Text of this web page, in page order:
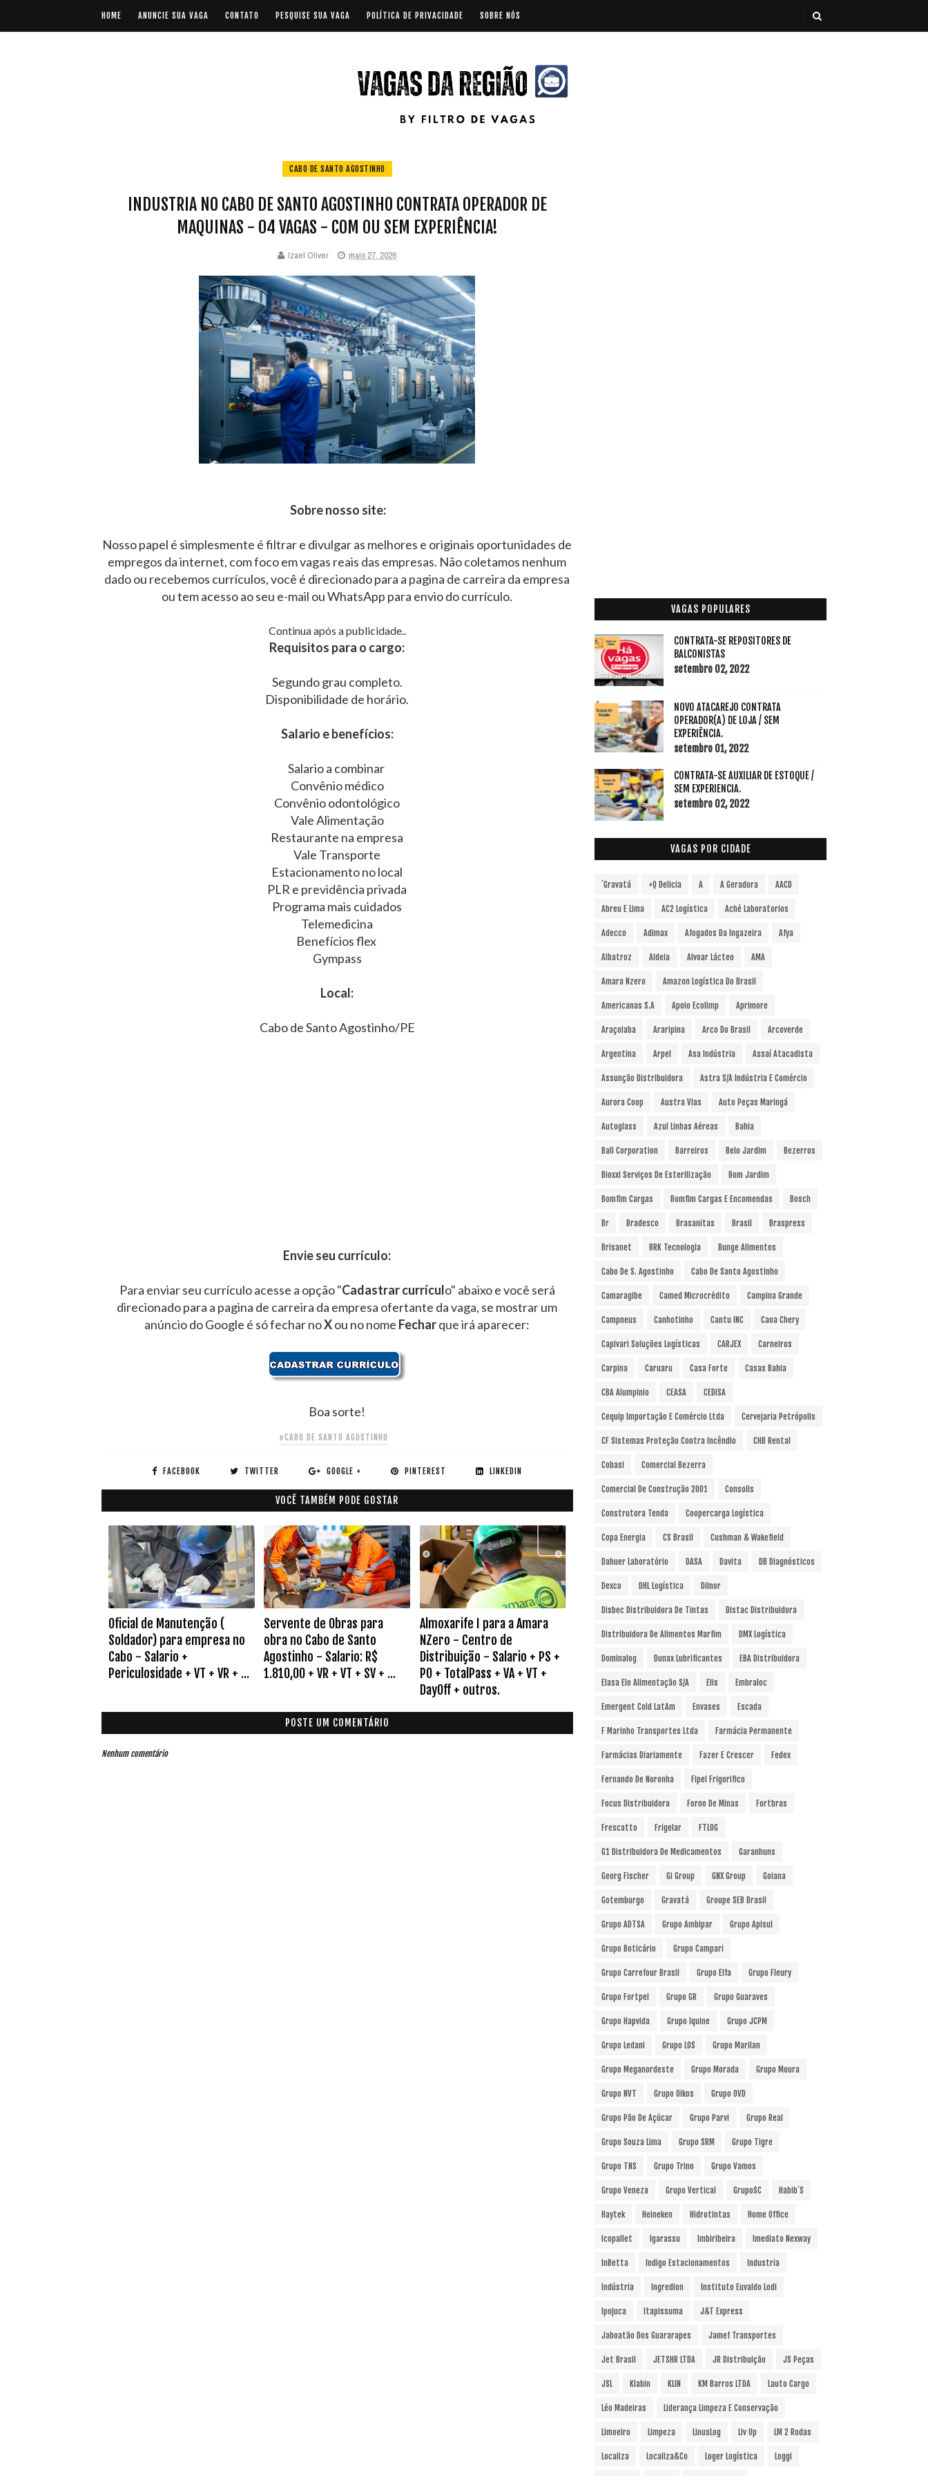
HOME ANUNCIE SUA VAGA CONTATO PESQUISE SUA VAGA POLÍTICA DE PRIVACIDADE SOBRE NÓS
CABO DE SANTO AGOSTINHO
INDUSTRIA NO CABO DE SANTO AGOSTINHO CONTRATA OPERADOR DE
MAQUINAS - 04 VAGAS - COM OU SEM EXPERIÊNCIA!
Izael Oliver maio 27, 2026
Sobre nosso site:
Nosso papel é simplesmente é filtrar e divulgar as melhores e originais oportunidades de
empregos da internet, com foco em vagas reais das empresas. Não coletamos nenhum
dado ou recebemos currículos, você é direcionado para a pagina de carreira da empresa
ou tem acesso ao seu e-mail ou WhatsApp para envio do currículo.
Continua após a publicidade..
Requisitos para o cargo:
Segundo grau completo.
Disponibilidade de horário.
Salario e benefícios:
Salario a combinar
Convênio médico
Convênio odontológico
Vale Alimentação
Restaurante na empresa
Vale Transporte
Estacionamento no local
PLR e previdência privada
Programa mais cuidados
Telemedicina
Benefícios flex
Gympass
Local:
Cabo de Santo Agostinho/PE
Envie seu currículo:
Para enviar seu currículo acesse a opção "Cadastrar currículo" abaixo e você será
direcionado para a pagina de carreira da empresa ofertante da vaga, se mostrar um
anúncio do Google é só fechar noXou no nome Fecharque irá aparecer:
Boa sorte!
#CABO DE SANTO AGOSTINHO
FACEBOOK TWITTER GOOGLE + PINTEREST LINKEDIN
VOCÊ TAMBÉM PODE GOSTAR
Oficial de Manutenção (
Soldador) para empresa no
Cabo - Salario +
Periculosidade + VT + VR + ...
Servente de Obras para
obra no Cabo de Santo
Agostinho - Salario: R$
1.810,00 + VR + VT + SV + ...
Almoxarife I para a Amara
NZero - Centro de
Distribuição - Salario + PS +
PO + TotalPass + VA + VT +
DayOff + outros.
POSTE UM COMENTÁRIO
Nenhum comentário
VAGAS POPULARES
CONTRATA-SE REPOSITORES DE
BALCONISTAS
setembro 02, 2022
NOVO ATACAREJO CONTRATA
OPERADOR(A) DE LOJA / SEM
EXPERIÊNCIA.
setembro 01, 2022
CONTRATA-SE AUXILIAR DE ESTOQUE /
SEM EXPERIENCIA.
setembro 02, 2022
VAGAS POR CIDADE
´Gravatá +Q Delicia A A Geradora AACD
Abreu E Lima AC2 Logística Aché Laboratorios
Adecco Adimax Afogados Da Ingazeira Afya
Albatroz Aldeia Alvoar Lácteo AMA
Amara Nzero Amazon Logística Do Brasil
Americanas S.A Apoio Ecolimp Aprimore
Araçoiaba Araripina Arco Do Brasil Arcoverde
Argentina Arpel Asa Indústria Assaí Atacadista
Assunção Distribuidora Astra S/A Indústria E Comércio
Aurora Coop Austra Vias Auto Peças Maringá
Autoglass Azul Linhas Aéreas Bahia
Ball Corporation Barreiros Belo Jardim Bezerros
Bioxxi Serviços De Esterilização Bom Jardim
Bomfim Cargas Bomfim Cargas E Encomendas Bosch
Br Bradesco Brasanitas Brasil Braspress
Brisanet BRK Tecnologia Bunge Alimentos
Cabo De S. Agostinho Cabo De Santo Agostinho
Camaragibe Camed Microcrédito Campina Grande
Campneus Canhotinho Cantu INC Caoa Chery
Capivari Soluções Logísticas CARJEX Carneiros
Carpina Caruaru Casa Forte Casas Bahia
CBA Alumpinio CEASA CEDISA
Cequip Importação E Comércio Ltda Cervejaria Petrópolis
CF Sistemas Proteção Contra Incêndio CHB Rental
Cobasi Comercial Bezerra
Comercial De Construção 2001 Consolis
Construtora Tenda Coopercarga Logística
Copa Energia CS Brasil Cushman & Wakefield
Dahuer Laboratório DASA Davita DB Diagnósticos
Dexco DHL Logística Dilnor
Disbec Distribuidora De Tintas Distac Distribuidora
Distribuidora De Alimentos Marfim DMX Logística
Dominalog Dunax Lubrificantes EBA Distribuidora
Elasa Elo Alimentação S/A Elis Embraloc
Emergent Cold LatAm Envases Escada
F Marinho Transportes Ltda Farmácia Permanente
Farmácias Diariamente Fazer E Crescer Fedex
Fernando De Noronha Fipel Frigorifico
Focus Distribuidora Forno De Minas Fortbras
Frescatto Frigelar FTLOG
G1 Distribuidora De Medicamentos Garanhuns
Georg Fischer Gi Group GNX Group Goiana
Gotemburgo Gravatá Groupe SEB Brasil
Grupo ADTSA Grupo Ambipar Grupo Apisul
Grupo Boticário Grupo Campari
Grupo Carrefour Brasil Grupo Elfa Grupo Fleury
Grupo Fortpel Grupo GR Grupo Guaraves
Grupo Hapvida Grupo Iquine Grupo JCPM
Grupo Ledani Grupo LOS Grupo Marilan
Grupo Meganordeste Grupo Morada Grupo Moura
Grupo NVT Grupo Oikos Grupo OVD
Grupo Pão De Açúcar Grupo Parvi Grupo Real
Grupo Souza Lima Grupo SRM Grupo Tigre
Grupo TNS Grupo Trino Grupo Vamos
Grupo Veneza Grupo Vertical GrupoSC Habib´s
Haytek Heineken Hidrotintas Home Office
Icopallet Igarassu Imbiribeira Imediato Nexway
InBetta Indigo Estacionamentos Industria
Indústria Ingredion Instituto Euvaldo Lodi
Ipojuca Itapissuma J&T Express
Jaboatão Dos Guararapes Jamef Transportes
Jet Brasil JETSHR LTDA JR Distribuição JS Peças
JSL Klabin KLIN KM Barros LTDA Lauto Cargo
Léo Madeiras Liderança Limpeza E Conservação
Limoeiro Limpeza LinusLog Liv Up LM 2 Rodas
Localiza Localiza&Co Loger Logística Loggi